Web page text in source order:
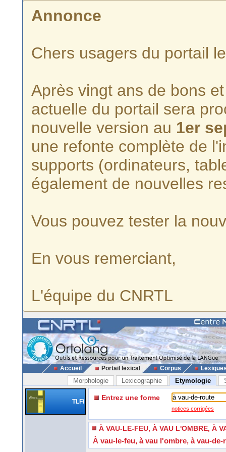
Annonce
Chers usagers du portail
Après vingt ans de bons
actuelle du portail sera
nouvelle version au 1er
une refonte complète de
supports (ordinateurs,
également de nouvelles
Vous pouvez tester la
En vous remerciant,
L'équipe du CNRTL
Accueil Portail lexical Corpus
Morphologie Lexicographie Etymologie
TLFi Entrez une forme
notices corrigées
À VAU-LE-FEU, À VAU L'OMBRE, À
À vau-le-feu, à vau l'ombre, à vau-de-